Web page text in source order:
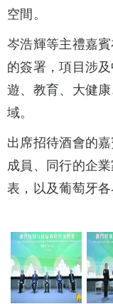
空間。
岑浩輝等主禮嘉
的簽署，項目涉
遊、教育、大健
域。
出席招待酒會的
成員、同行的企
表，以及葡萄牙各